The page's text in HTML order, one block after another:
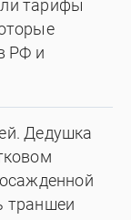
тарифы
РФ и
Дедушка
траншеи